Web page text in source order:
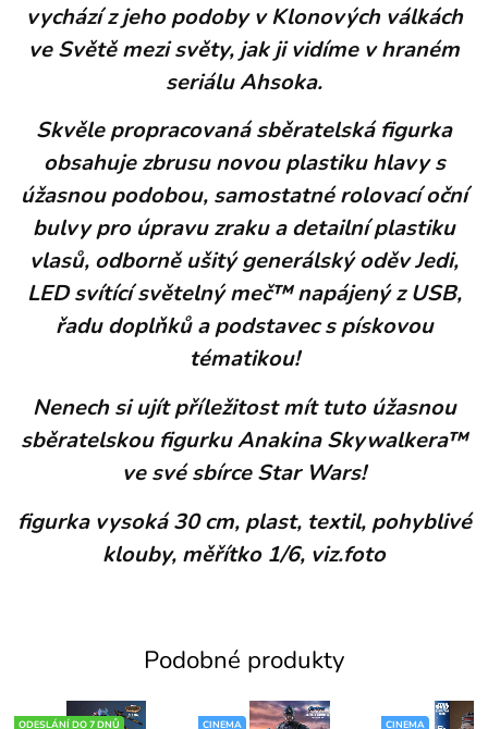
vychází z jeho podoby v Klonových válkách
ve Světě mezi světy, jak ji vidíme v hraném
seriálu Ahsoka.
Skvěle propracovaná sběratelská figurka
obsahuje zbrusu novou plastiku hlavy s
úžasnou podobou, samostatné rolovací oční
bulvy pro úpravu zraku a detailní plastiku
vlasů, odborně ušitý generálský oděv Jedi,
LED svítící světelný meč™ napájený z USB,
řadu doplňků a podstavec s pískovou
tématikou!
Nenech si ujít příležitost mít tuto úžasnou
sběratelskou figurku Anakina Skywalkera™
ve své sbírce Star Wars!
figurka vysoká 30 cm, plast, textil, pohyblivé
klouby, měřítko 1/6, viz.foto
Podobné produkty
ODESLÁNÍ DO 7 DNŮ
CINEMA
CINEMA